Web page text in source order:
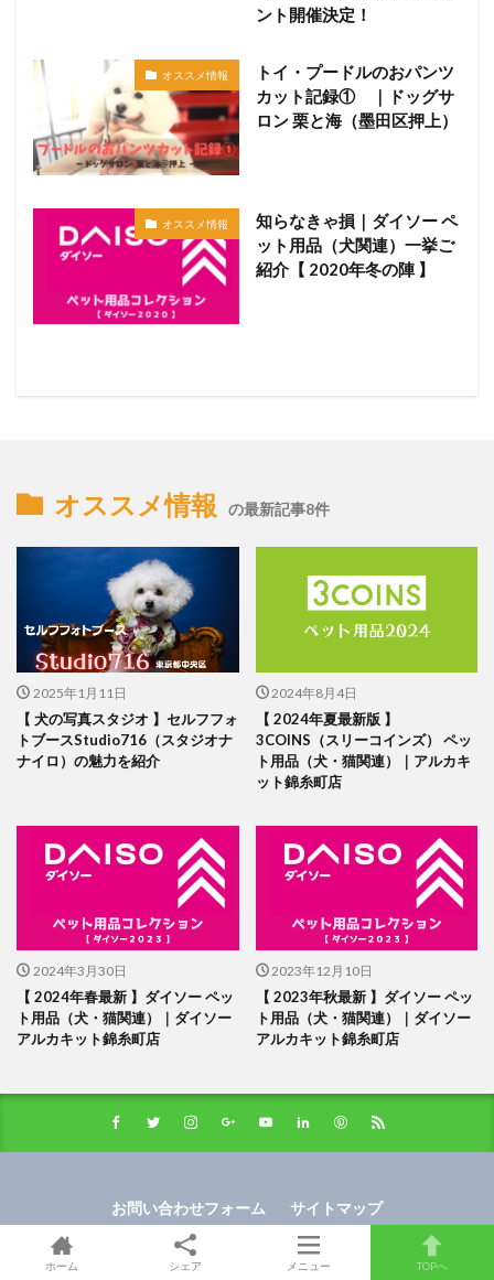
ント開催決定！
オススメ情報
トイ・プードルのおパンツ
カット記録① ｜ドッグサ
ロン 栗と海（墨田区押上）
オススメ情報
知らなきゃ損｜ダイソー ペ
ット用品（犬関連）一挙ご
紹介【 2020年冬の陣 】
オススメ情報 の最新記事8件
2025年1月11日
【 犬の写真スタジオ 】セルフフォ
トブースStudio716（スタジオナ
ナイロ）の魅力を紹介
2024年8月4日
【 2024年夏最新版 】
3COINS（スリーコインズ） ペッ
ト用品（犬・猫関連）｜アルカキ
ット錦糸町店
2024年3月30日
【 2024年春最新 】ダイソー ペッ
ト用品（犬・猫関連）｜ダイソー
アルカキット錦糸町店
2023年12月10日
【 2023年秋最新 】ダイソー ペッ
ト用品（犬・猫関連）｜ダイソー
アルカキット錦糸町店
お問い合わせフォーム
サイトマップ
プライバシーポリシー
ホーム シェア メニュー TOPへ